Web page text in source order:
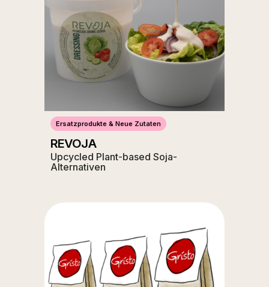
Ersatzprodukte & Neue Zutaten
REVOJA
Upcycled Plant-based Soja-
Alternativen